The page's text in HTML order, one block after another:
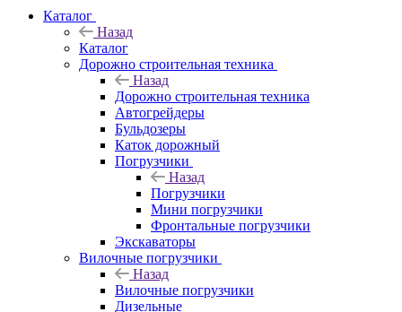
Каталог
Назад
Каталог
Дорожно строительная техника
Назад
Дорожно строительная техника
Автогрейдеры
Бульдозеры
Каток дорожный
Погрузчики
Назад
Погрузчики
Мини погрузчики
Фронтальные погрузчики
Экскаваторы
Вилочные погрузчики
Назад
Вилочные погрузчики
Дизельные